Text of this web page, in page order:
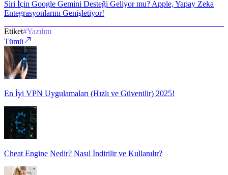
Siri İçin Google Gemini Desteği Geliyor mu? Apple, Yapay Zeka
Entegrasyonlarını Genişletiyor!
Etiket#Yazılım
Tümü
En İyi VPN Uygulamaları (Hızlı ve Güvenilir) 2025!
Cheat Engine Nedir? Nasıl İndirilir ve Kullanılır?